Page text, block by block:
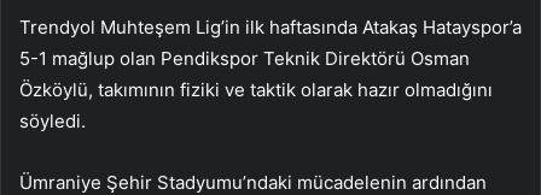
Trendyol Muhteşem Lig’in ilk haftasında Atakaş Hatayspor’a
5-1 mağlup olan Pendikspor Teknik Direktörü Osman
Özköylü, takımının fiziki ve taktik olarak hazır olmadığını
söyledi.
Ümraniye Şehir Stadyumu’ndaki mücadelenin ardından